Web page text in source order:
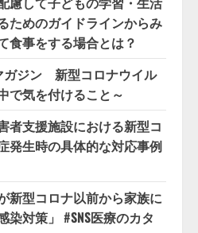
ためのガイドラインからみ
食事をする場合とは？
ガジン 新型コロナウイル
で気を付けること～
者支援施設における新型コ
発生時の具体的な対応事例
新型コロナ以前から家族に
染対策」 #SNS医療のカタ